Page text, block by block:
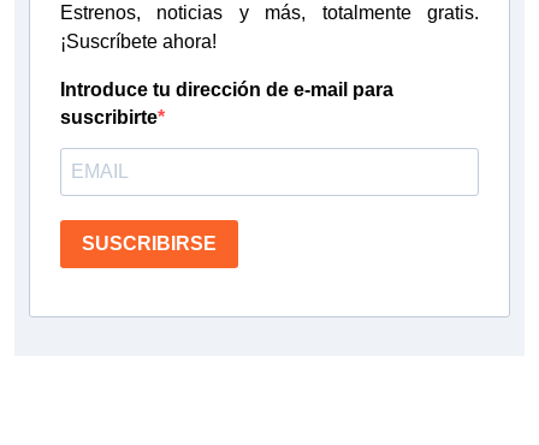
Estrenos, noticias y más, totalmente gratis.
¡Suscríbete ahora!
Introduce tu dirección de e-mail para
suscribirte
SUSCRIBIRSE